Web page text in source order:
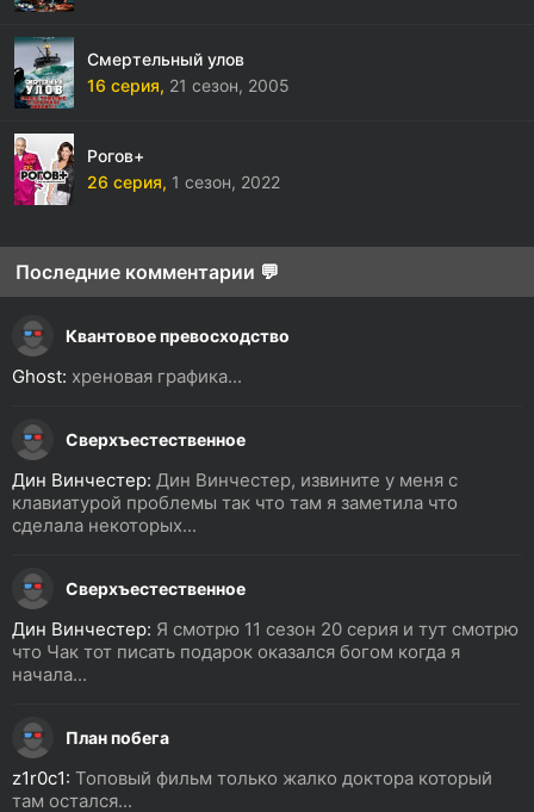
Смертельный улов
16 серия, 21 сезон, 2005
Рогов+
26 серия, 1 сезон, 2022
Последние комментарии 💬
Квантовое превосходство
Ghost: хреновая графика...
Сверхъестественное
Дин Винчестер: Дин Винчестер, извините у меня с
клавиатурой проблемы так что там я заметила что
сделала некоторых...
Сверхъестественное
Дин Винчестер: Я смотрю 11 сезон 20 серия и тут смотрю
что Чак тот писать подарок оказался богом когда я
начала...
План побега
z1r0c1: Топовый фильм только жалко доктора который
там остался...